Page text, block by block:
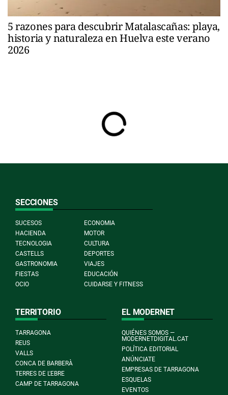
5 razones para descubrir Matalascañas: playa,
historia y naturaleza en Huelva este verano
2026
SECCIONES
SUCESOS
ECONOMIA
HACIENDA
MOTOR
TECNOLOGIA
CULTURA
CASTELLS
DEPORTES
GASTRONOMIA
VIAJES
FIESTAS
EDUCACIÓN
OCIO
CUIDARSE Y FITNESS
TERRITORIO
TARRAGONA
REUS
VALLS
CONCA DE BARBERÀ
TERRES DE L'EBRE
CAMP DE TARRAGONA
EL MODERNET
QUIÉNES SOMOS —
MODERNETDIGITAL.CAT
POLÍTICA EDITORIAL
ANÚNCIATE
EMPRESAS DE TARRAGONA
ESQUELAS
EVENTOS